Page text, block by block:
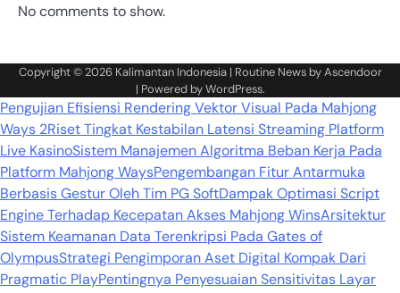
No comments to show.
Copyright © 2026 Kalimantan Indonesia| Routine News byAscendoor
| Powered byWordPress.
Pengujian Efisiensi Rendering Vektor Visual Pada Mahjong
Ways 2Riset Tingkat Kestabilan Latensi Streaming Platform
Live KasinoSistem Manajemen Algoritma Beban Kerja Pada
Platform Mahjong WaysPengembangan Fitur Antarmuka
Berbasis Gestur Oleh Tim PG SoftDampak Optimasi Script
Engine Terhadap Kecepatan Akses Mahjong WinsArsitektur
Sistem Keamanan Data Terenkripsi Pada Gates of
OlympusStrategi Pengimporan Aset Digital Kompak Dari
Pragmatic PlayPentingnya Penyesuaian Sensitivitas Layar